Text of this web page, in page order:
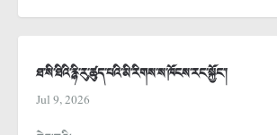
ཐ་སི་ཐིའི་རྙི་རུ་ཚུད་པའི་མི་རིགས་ས་ཁོངས་རང་སྐྱོང་།
Jul 9, 2026